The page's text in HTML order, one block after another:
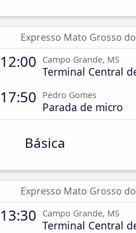
Expresso Mato Grosso
12:00 Campo Grande, MS
Terminal Central
17:50 Pedro Gomes
Parada de micro
Básica
Expresso Mato Grosso
13:30 Campo Grande, MS
Terminal Central